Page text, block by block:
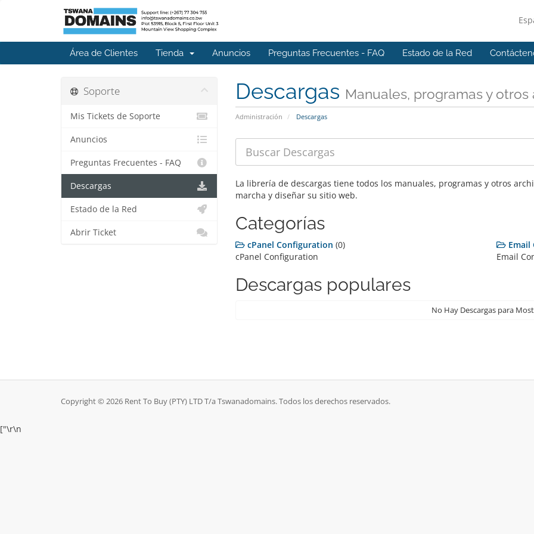
Área de Clientes Tienda Anuncios Preguntas Frecuentes - FAQ Estado de la Red
Descargas Manuales, programas y otros
Administración Descargas
La librería de descargas tiene todos los manuales, programas y otros
marcha y diseñar su sitio web.
Categorías
cPanel Configuration (0)
cPanel Configuration
Email
Descargas populares
No Hay Descargas para
Soporte
Mis Tickets de Soporte
Anuncios
Preguntas Frecuentes - FAQ
Descargas
Estado de la Red
Abrir Ticket
Copyright © 2026 Rent To Buy (PTY) LTD T/a Tswanadomains. Todos los derechos reservados.
["\r\n